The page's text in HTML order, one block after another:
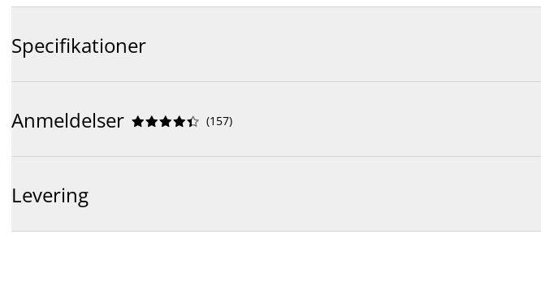
Specifikationer
Anmeldelser 




 (157)
Levering